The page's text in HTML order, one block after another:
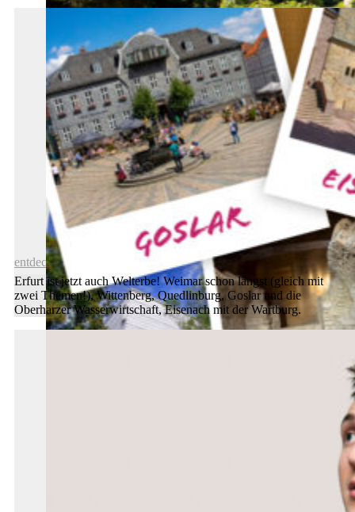
Haus „Hohe Pappeln“ geschlossen
entdecken
Erfurt ist jetzt auch Welterbe! Weimar schon längst (gleich mit
zwei Themen!), Wittenberg, Quedlinburg, Goslar und die
Oberharzer Wasserwirtschaft, Eisenach mit der Wartburg.